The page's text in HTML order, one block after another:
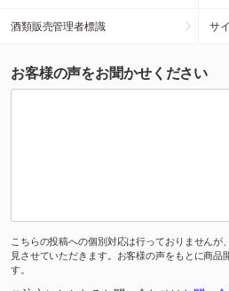
酒類販売管理者標識 サ
お客様の声をお聞かせください
こちらの投稿への個別対応は行っておりません
見させていただきます。お客様の声をもとに商品
す。